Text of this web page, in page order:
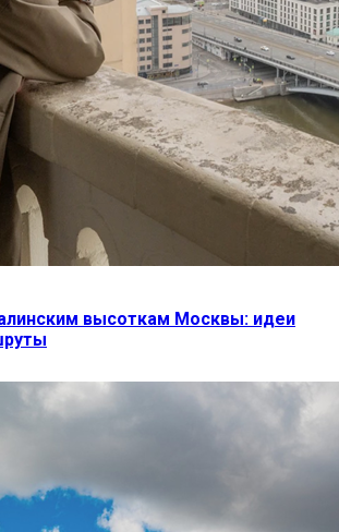
высоткам Москвы: идеи